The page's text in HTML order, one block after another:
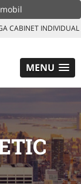
CABINET INDIVIDUAL
MENU